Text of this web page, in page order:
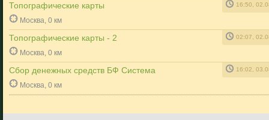
Топографические карты 16:50,
Москва, 0 км
Топографические карты - 2 02:07,
Москва, 0 км
Сбор денежных средств БФ Система 16:02,
Москва, 0 км